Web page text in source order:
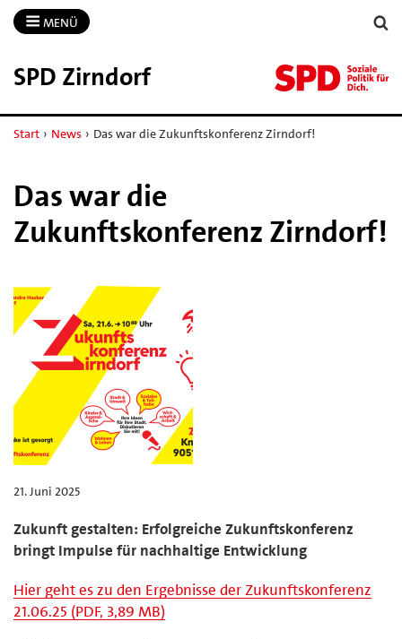
MENÜ
SPD Zirndorf
Start › News › Das war die Zukunftskonferenz Zirndorf!
Das war die
Zukunftskonferenz Zirndorf!
21. Juni 2025
Zukunft gestalten: Erfolgreiche Zukunftskonferenz
bringt Impulse für nachhaltige Entwicklung
Hier geht es zu den Ergebnisse der Zukunftskonferenz
21.06.25 (PDF, 3,89 MB)